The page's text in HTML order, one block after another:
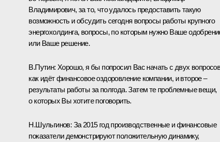
Владимирович, за то, что удалось предоставить такую
возможность и обсудить сегодня вопросы работы крупного
энергохолдинга, вопросы, по которым нужно Ваше
или Ваше решение.
В.Путин: Хорошо, я бы попросил Вас начать с двух
как идёт финансовое оздоровление компании, и второе –
результаты работы за полгода. Затем те проблемные вещи,
о которых Вы хотите поговорить.
Н.Шульгинов: За 2015 год производственные и финансовые
показатели демонстрируют положительную динамику,